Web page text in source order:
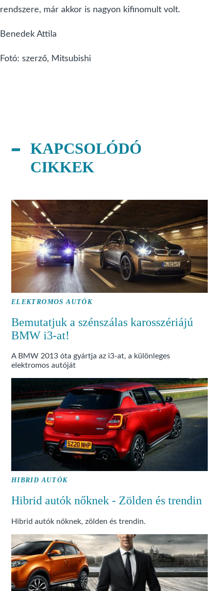
rendszere, már akkor is nagyon kifinomult volt.
Benedek Attila
Fotó: szerző, Mitsubishi
KAPCSOLÓDÓ
CIKKEK
ELEKTROMOS AUTÓK
Bemutatjuk a szénszálas karosszériájú
BMW i3-at!
A BMW 2013 óta gyártja az i3-at, a különleges
elektromos autóját
HIBRID AUTÓK
Hibrid autók nőknek - Zölden és trendin
Hibrid autók nőknek, zölden és trendin.